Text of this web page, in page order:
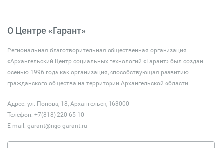
О Центре «Гарант»
Региональная благотворительная общественная организация
«Архангельский Центр социальных технологий «Гарант» был создан
осенью 1996 года как организация, способствующая развитию
гражданского общества на территории Архангельской области
Адрес: ул. Попова, 18, Архангельск, 163000
Телефон: +7(818) 220-65-10
E-mail: garant@ngo-garant.ru